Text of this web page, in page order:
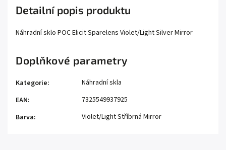
Detailní popis produktu
Náhradní sklo POC Elicit Sparelens Violet/Light Silver Mirror
Doplňkové parametry
Kategorie:
Náhradní skla
EAN:
7325549937925
Barva: Violet/Light Stříbrná Mirror